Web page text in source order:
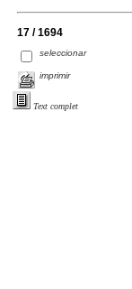
17 / 1694
seleccionar
imprimir
Text complet